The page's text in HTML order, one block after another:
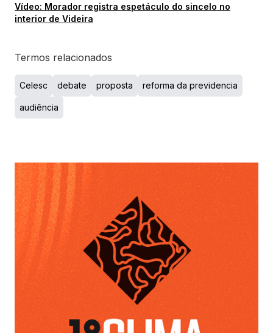
Vídeo: Morador registra espetáculo do sincelo no
interior de Videira
Termos relacionados
Celesc debate proposta reforma da previdencia
audiência